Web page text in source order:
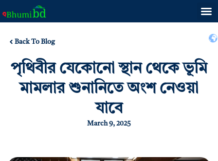
Back To Blog
পৃথিবীর যেকোনো স্থান থেকে ভূমি
মামলার শুনানিতে অংশ নেওয়া
যাবে
March 9, 2025